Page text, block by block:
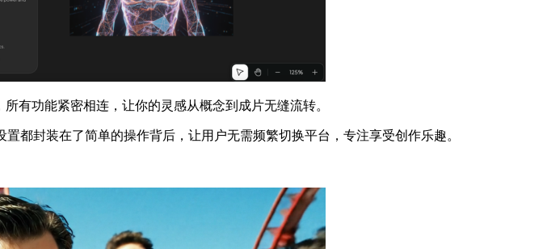
有功能紧密相连，让你的灵感从概念到成片无缝流转。
都封装在了简单的操作背后，让用户无需频繁切换平台，专注享受创作乐趣。